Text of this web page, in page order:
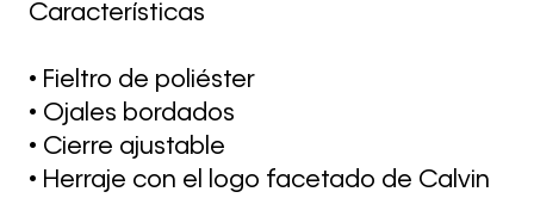
Características
• Fieltro de poliéster
• Ojales bordados
• Cierre ajustable
• Herraje con el logo facetado de Calvin